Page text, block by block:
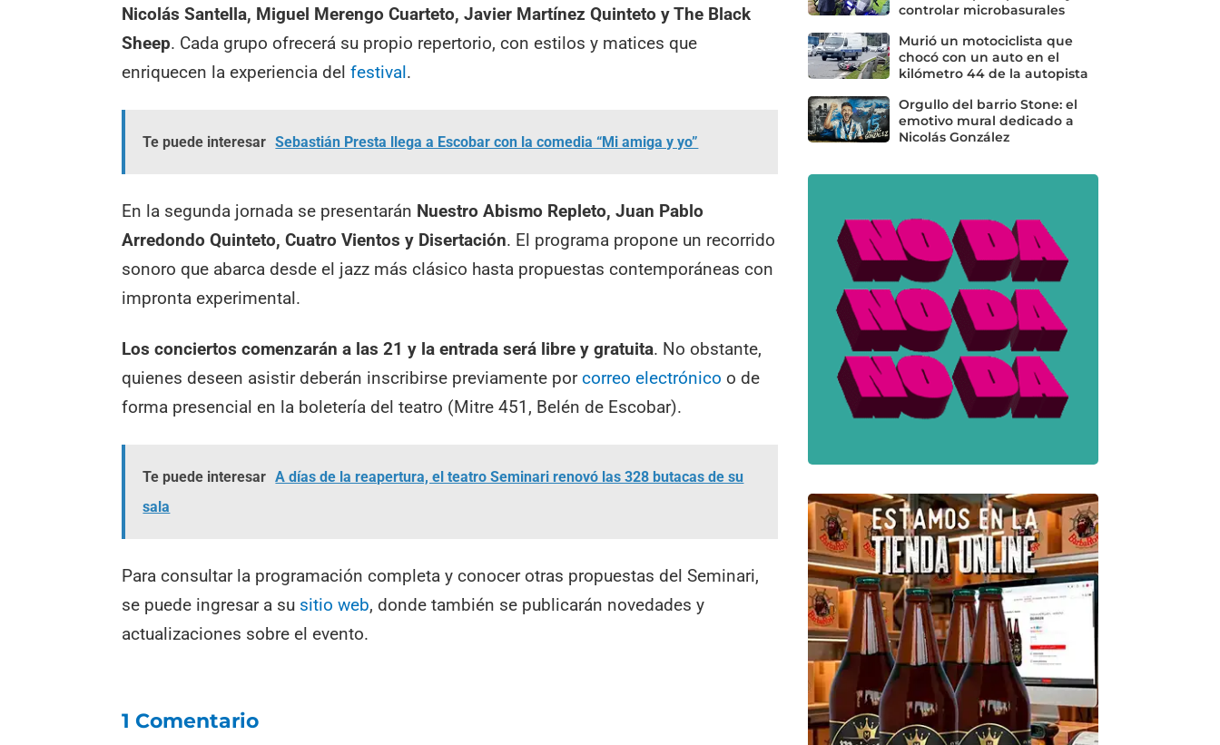
Nicolás Santella, Miguel Merengo Cuarteto, Javier Martínez Quinteto y The Black
Sheep. Cada grupo ofrecerá su propio repertorio, con estilos y matices que
enriquecen la experiencia delfestival.
Te puede interesar Sebastián Presta llega a Escobar con la comedia “Mi amiga y yo”
En la segunda jornada se presentarán Nuestro Abismo Repleto, Juan Pablo
Arredondo Quinteto, Cuatro Vientos y Disertación. El programa propone un recorrido
sonoro que abarca desde el jazz más clásico hasta propuestas contemporáneas con
impronta experimental.
Los conciertos comenzarán a las 21 y la entrada será libre y gratuita. No obstante,
quienes deseen asistir deberán inscribirse previamente porcorreo electrónico o de
forma presencial en la boletería del teatro (Mitre 451, Belén de Escobar).
Te puede interesar A días de la reapertura, el teatro Seminari renovó las 328 butacas de su
sala
Para consultar la programación completa y conocer otras propuestas del Seminari,
se puede ingresar a su sitio web, donde también se publicarán novedades y
actualizaciones sobre el evento.
1 Comentario
controlar microbasurales
Murió un motociclista que
chocó con un auto en el
kilómetro 44 de la autopista
Orgullo del barrio Stone: el
emotivo mural dedicado a
Nicolás González